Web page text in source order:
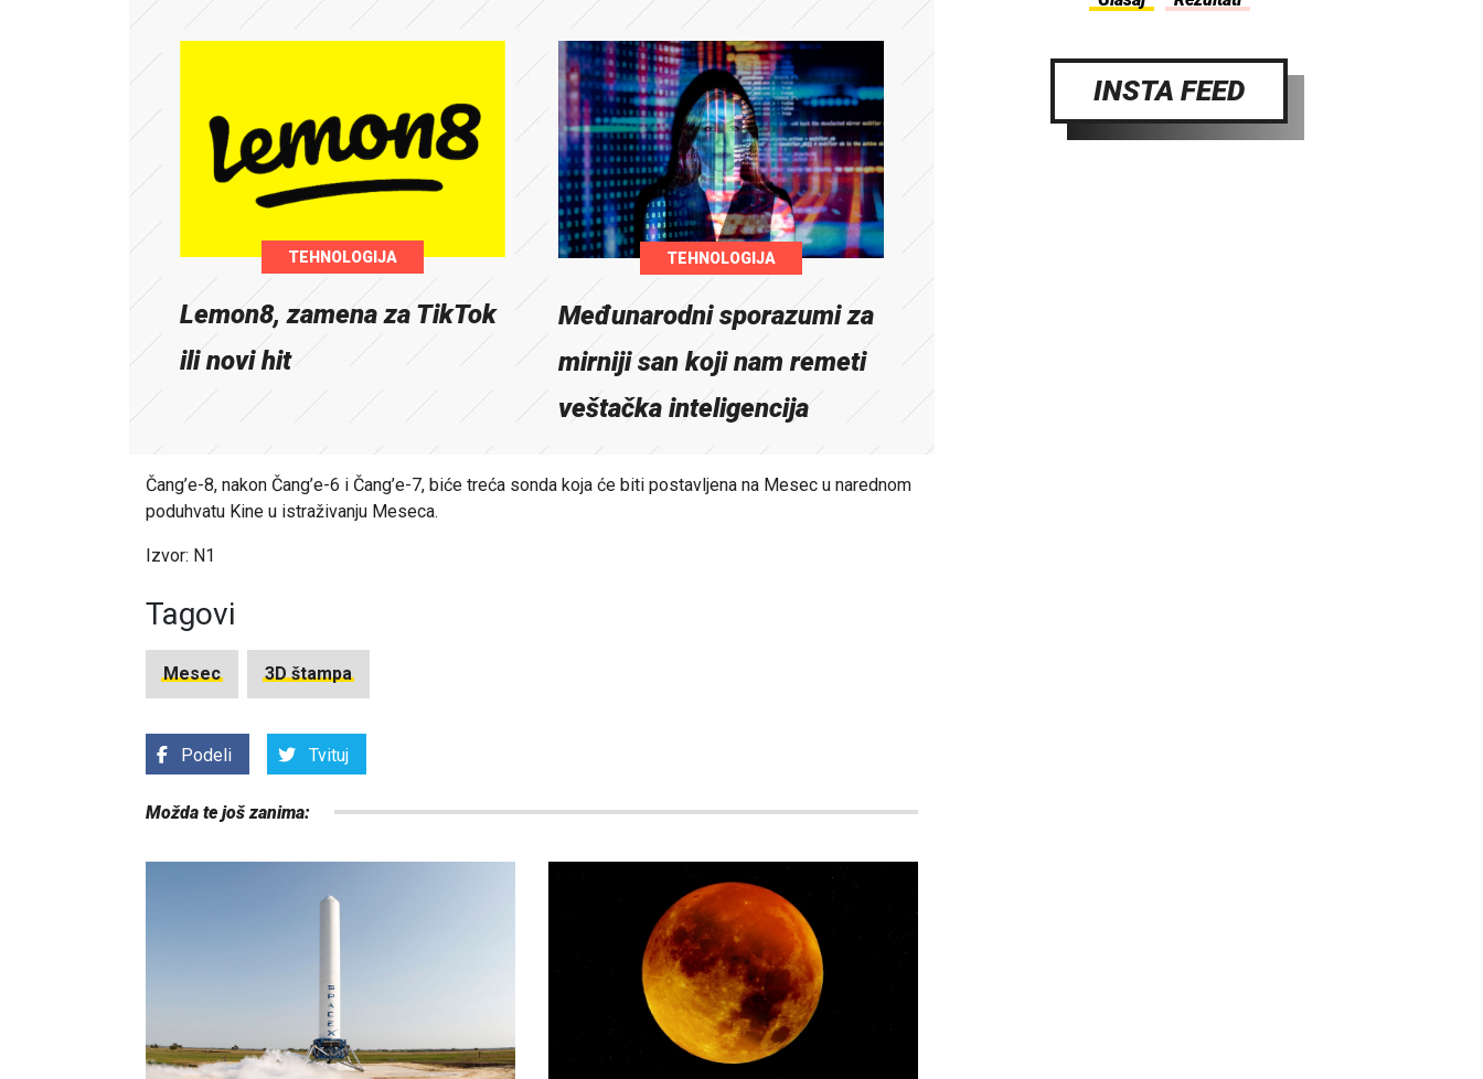
TEHNOLOGIJA
Lemon8, zamena za TikTok
ili novi hit
TEHNOLOGIJA
Međunarodni sporazumi za
mirniji san koji nam remeti
veštačka inteligencija
Čang’e-8, nakon Čang’e-6 i Čang’e-7, biće treća sonda koja će biti postavljena na Mesec u narednom
poduhvatu Kine u istraživanju Meseca.
Izvor: N1
Tagovi
Mesec 3D štampa
Podeli Tvituj
Možda te još zanima:
INSTA FEED